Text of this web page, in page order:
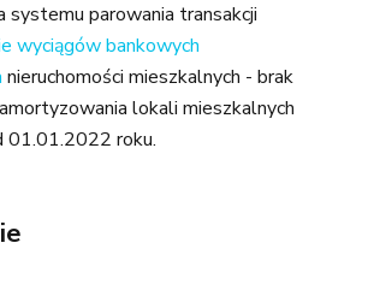
systemu parowania transakcji
wyciągów bankowych
nieruchomości mieszkalnych - brak
lokali mieszkalnych
01.01.2022 roku.